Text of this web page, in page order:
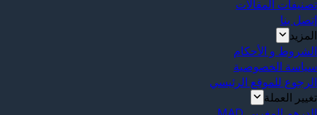
تصنيفات المقالات
إتصل بنا
المزيد
الشروط و الأحكام
سياسة الخصوصية
الرجوع للموقع الرئيسي
تغيير العملة